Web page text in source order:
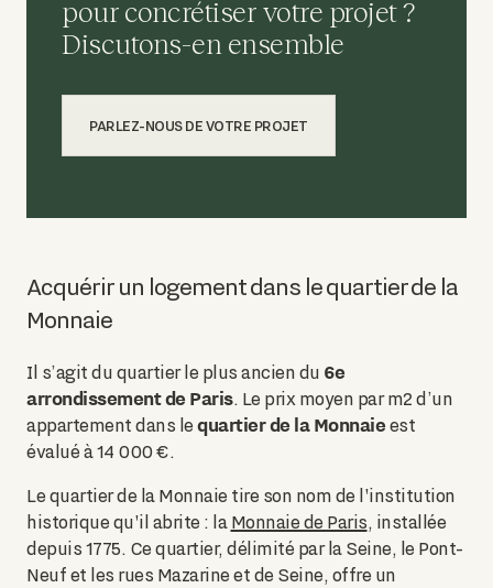
pour concrétiser votre projet ?
Discutons-en ensemble
PARLEZ-NOUS DE VOTRE PROJET
Acquérir un logement dans le quartier de la
Monnaie
Il s’agit du quartier le plus ancien du 6e
arrondissement de Paris. Le prix moyen par m2 d’un
appartement dans le quartier de la Monnaieest
évalué à 14 000 €.
Le quartier de la Monnaie tire son nom de l'institution
historique qu'il abrite : la Monnaie de Paris, installée
depuis 1775. Ce quartier, délimité par la Seine, le Pont-
Neuf et les rues Mazarine et de Seine, offre un